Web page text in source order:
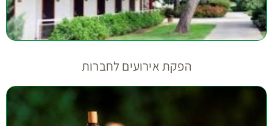
הפקת אירועים לחברות